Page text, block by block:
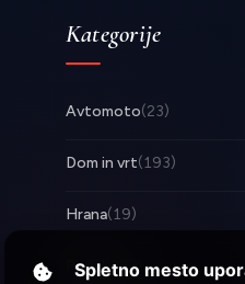
Kategorije
Avtomoto(23)
Dom in vrt(193)
Hrana(19)
Posel(253)
Spletno mesto